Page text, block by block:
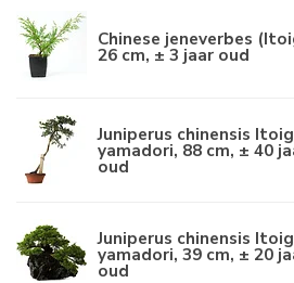
Chinese jeneverbes
26 cm, ± 3 jaar oud
Juniperus chinensis
yamadori, 88 cm, ± 40
oud
Juniperus chinensis
yamadori, 39 cm, ± 20
oud